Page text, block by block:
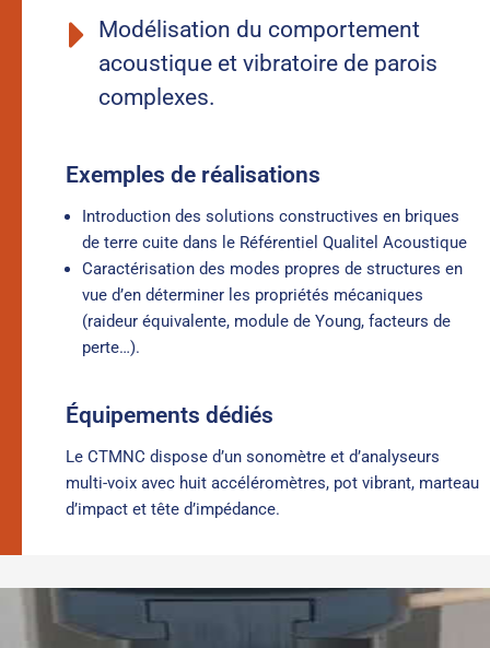
Modélisation du comportement
acoustique et vibratoire de parois
complexes.
Exemples de réalisations
Introduction des solutions constructives en briques
de terre cuite dans le Référentiel Qualitel Acoustique
Caractérisation des modes propres de structures en
vue d’en déterminer les propriétés mécaniques
(raideur équivalente, module de Young, facteurs de
perte…).
Équipements dédiés
Le CTMNC dispose d’un sonomètre et d’analyseurs
multi-voix avec huit accéléromètres, pot vibrant, marteau
d’impact et tête d’impédance.